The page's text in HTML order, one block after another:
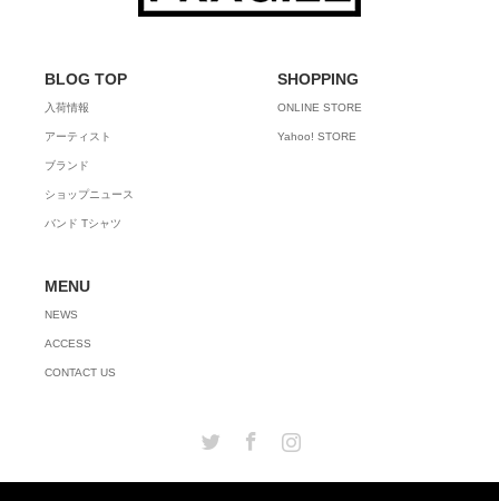
BLOG TOP
入荷情報
アーティスト
ブランド
ショップニュース
バンド Tシャツ
SHOPPING
ONLINE STORE
Yahoo! STORE
MENU
NEWS
ACCESS
CONTACT US
Twitter Facebook